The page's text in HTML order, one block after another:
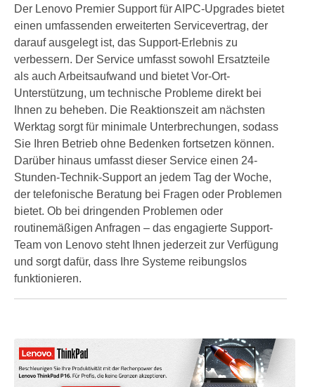
Der Lenovo Premier Support für AIPC-Upgrades bietet
einen umfassenden erweiterten Servicevertrag, der
darauf ausgelegt ist, das Support-Erlebnis zu
verbessern. Der Service umfasst sowohl Ersatzteile
als auch Arbeitsaufwand und bietet Vor-Ort-
Unterstützung, um technische Probleme direkt bei
Ihnen zu beheben. Die Reaktionszeit am nächsten
Werktag sorgt für minimale Unterbrechungen, sodass
Sie Ihren Betrieb ohne Bedenken fortsetzen können.
Darüber hinaus umfasst dieser Service einen 24-
Stunden-Technik-Support an jedem Tag der Woche,
der telefonische Beratung bei Fragen oder Problemen
bietet. Ob bei dringenden Problemen oder
routinemäßigen Anfragen – das engagierte Support-
Team von Lenovo steht Ihnen jederzeit zur Verfügung
und sorgt dafür, dass Ihre Systeme reibungslos
funktionieren.